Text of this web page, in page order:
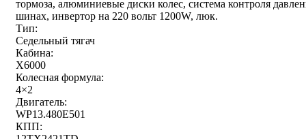
тормоза, алюминиевые диски колес, система контроля
шинах, инвертор на 220 вольт 1200W, люк.
Тип:
Седельный тягач
Кабина:
X6000
Колесная формула:
4×2
Двигатель:
WP13.480E501
КПП: